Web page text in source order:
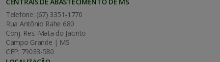
Telefone: (67) 3351-1770
Rua Antônio Rahe 680
Conj. Res. Mata do Jacinto
Campo Grande | MS
CEP: 79033-580